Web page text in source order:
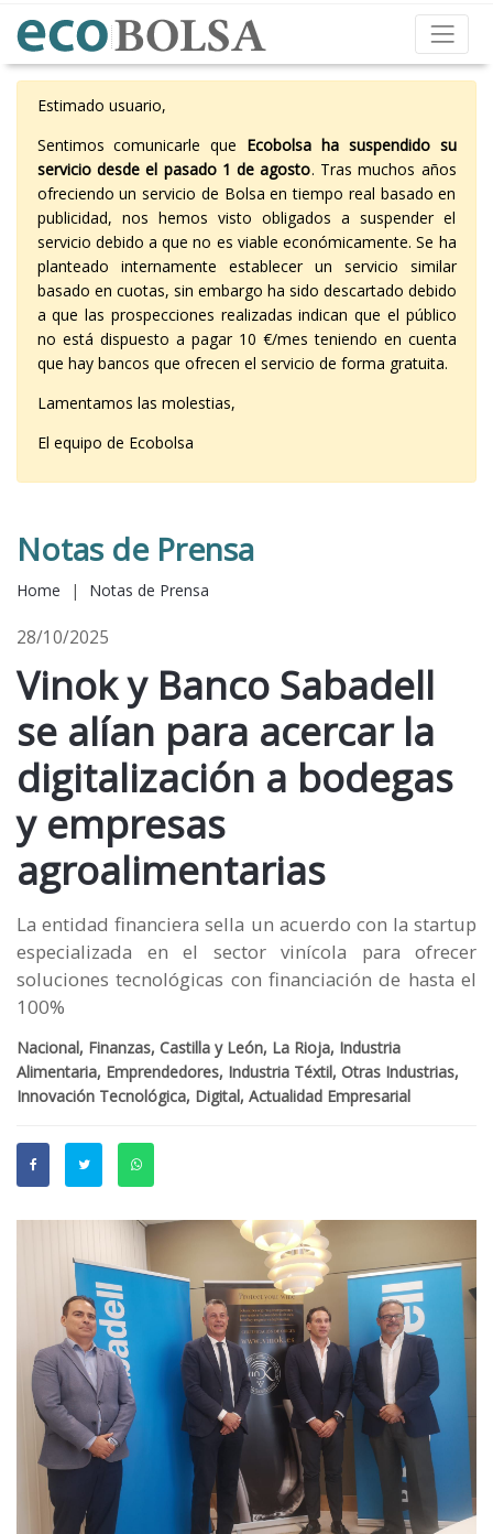
Estimado usuario,
Sentimos comunicarle que Ecobolsa ha suspendido su
servicio desde el pasado 1 de agosto. Tras muchos años
ofreciendo un servicio de Bolsa en tiempo real basado en
publicidad, nos hemos visto obligados a suspender el
servicio debido a que no es viable económicamente. Se ha
planteado internamente establecer un servicio similar
basado en cuotas, sin embargo ha sido descartado debido
a que las prospecciones realizadas indican que el público
no está dispuesto a pagar 10 €/mes teniendo en cuenta
que hay bancos que ofrecen el servicio de forma gratuita.
Lamentamos las molestias,
El equipo de Ecobolsa
Notas de Prensa
Home | Notas de Prensa
28/10/2025
Vinok y Banco Sabadell
se alían para acercar la
digitalización a bodegas
y empresas
agroalimentarias
La entidad financiera sella un acuerdo con la startup
especializada en el sector vinícola para ofrecer
soluciones tecnológicas con financiación de hasta el
100%
Nacional, Finanzas, Castilla y León, La Rioja, Industria
Alimentaria, Emprendedores, Industria Téxtil, Otras Industrias,
Innovación Tecnológica, Digital, Actualidad Empresarial